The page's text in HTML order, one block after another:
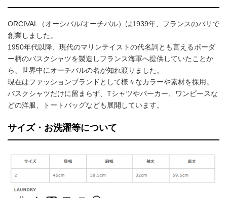
ORCIVAL（オーシバル/オーチバル）は1939年、フランスのパリで
創業しました。
1950年代以降、現代のマリンテイストの代名詞とも言えるボーダ
ー柄のバスクシャツを製造しフランス海軍へ提供していたことか
ら、世界中にオーチバルの名が知れ渡りました。
現在はファッションブランドとして様々なカラーや素材を採用。
バスクシャツだけに留まらず、Tシャツやパーカー、ワンピースな
どの洋服、トートバッグなども展開しています。
サイズ・お洗濯等について